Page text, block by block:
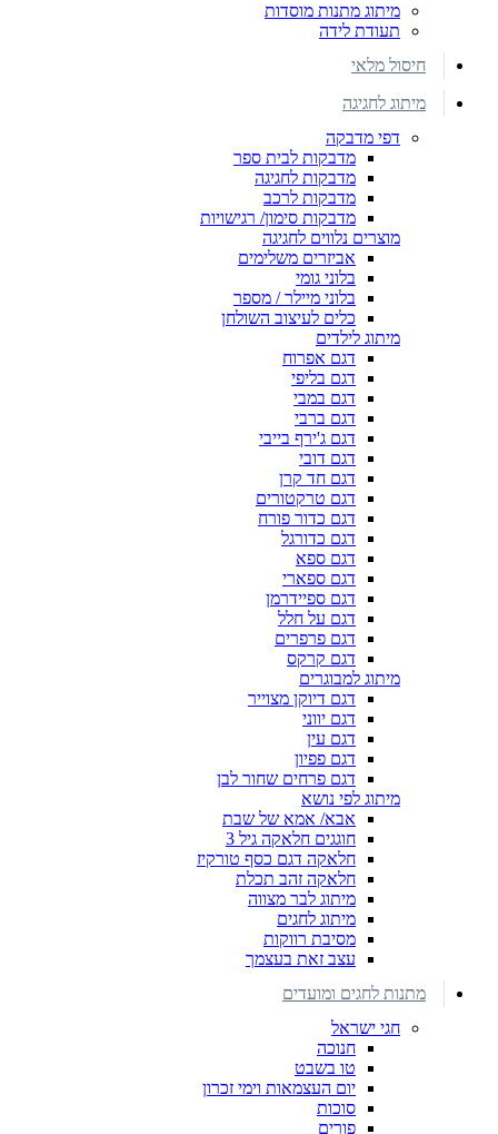
מיתוג מתנות מוסדות
תעודת לידה
חיסול מלאי
מיתוג לחגיגה
דפי מדבקה
מדבקות לבית ספר
מדבקות לחגיגה
מדבקות לרכב
מדבקות סימון/ רגישויות
מוצרים נלווים לחגיגה
אביזרים משלימים
בלוני גומי
בלוני מיילר / מספר
כלים לעיצוב השולחן
מיתוג לילדים
דגם אפרוח
דגם בליפי
דגם במבי
דגם ברבי
דגם ג'ירף בייבי
דגם דובי
דגם חד קרן
דגם טרקטורים
דגם כדור פורח
דגם כדורגל
דגם ספא
דגם ספארי
דגם ספיידרמן
דגם על חלל
דגם פרפרים
דגם קרקס
מיתוג למבוגרים
דגם דיוקן מצוייר
דגם יווני
דגם עין
דגם פפיון
דגם פרחים שחור לבן
מיתוג לפי נושא
אבא/ אמא של שבת
חוגגים חלאקה גיל 3
חלאקה דגם כסף טורקיז
חלאקה זהב תכלת
מיתוג לבר מצווה
מיתוג לחגים
מסיבת רווקות
עצב זאת בעצמך
מתנות לחגים ומועדים
חגי ישראל
חנוכה
טו בשבט
יום העצמאות וימי זכרון
סוכות
פורים